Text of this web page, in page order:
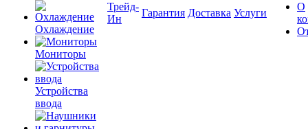
Охлаждение
Мониторы
Устройства
ввода
Трейд-
Ин
Гарантия Доставка Услуги
О